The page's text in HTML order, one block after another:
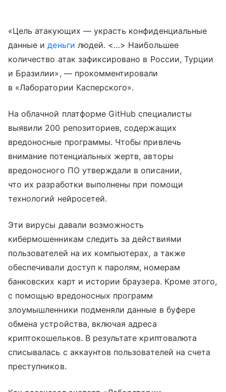
«Цель атакующих — украсть конфиденциальные
данные иденьги людей. <…> Наибольшее
количество атак зафиксировано в России, Турции
и Бразилии», — прокомментировали
в «Лаборатории Касперского».
На облачной платформе GitHub специалисты
выявили 200 репозиториев, содержащих
вредоносные программы. Чтобы привлечь
внимание потенциальных жертв, авторы
вредоносного ПО утверждали в описании,
что их разработки выполнены при помощи
технологий нейросетей.
Эти вирусы давали возможность
кибермошенникам следить за действиями
пользователей на их компьютерах, а также
обеспечивали доступ к паролям, номерам
банковских карт и истории браузера. Кроме этого,
с помощью вредоносных программ
злоумышленники подменяли данные в буфере
обмена устройства, включая адреса
криптокошельков. В результате криптовалюта
списывалась с аккаунтов пользователей на счета
преступников.